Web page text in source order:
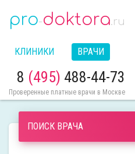
pro-doktora.ru
КЛИНИКИ ВРАЧИ
8 (495) 488-44-73
Проверенные платные врачи в Москве
ПОИСК ВРАЧА